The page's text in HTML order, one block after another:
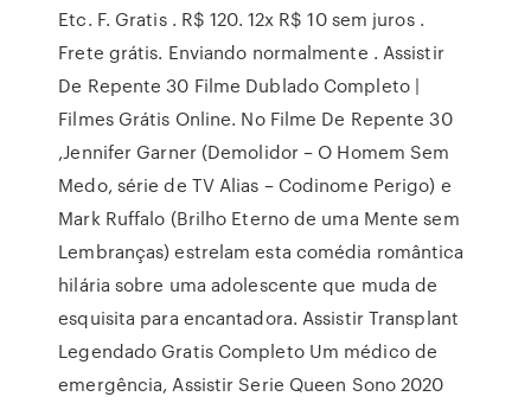
Etc. F. Gratis . R$ 120. 12x R$ 10 sem juros .
Frete grátis. Enviando normalmente . Assistir
De Repente 30 Filme Dublado Completo |
Filmes Grátis Online. No Filme De Repente 30
,Jennifer Garner (Demolidor – O Homem Sem
Medo, série de TV Alias – Codinome Perigo) e
Mark Ruffalo (Brilho Eterno de uma Mente sem
Lembranças) estrelam esta comédia romântica
hilária sobre uma adolescente que muda de
esquisita para encantadora. Assistir Transplant
Legendado Gratis Completo Um médico de
emergência, Assistir Serie Queen Sono 2020